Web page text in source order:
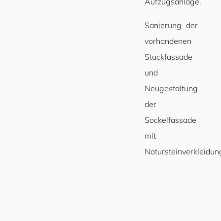
Sanierung der
vorhandenen
Stuckfassade
und
Neugestaltung
der
Sockelfassade
mit